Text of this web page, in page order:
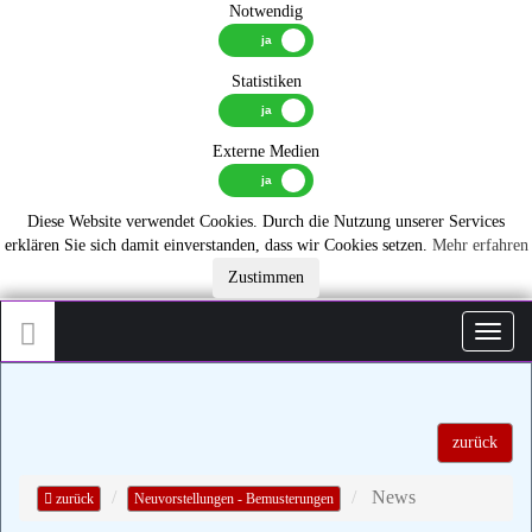
Notwendig
Statistiken
Externe Medien
Diese Website verwendet Cookies. Durch die Nutzung unserer Services
erklären Sie sich damit einverstanden, dass wir Cookies setzen. Mehr erfahren
Zustimmen
zurück
zurück Neuvorstellungen - Bemusterungen News